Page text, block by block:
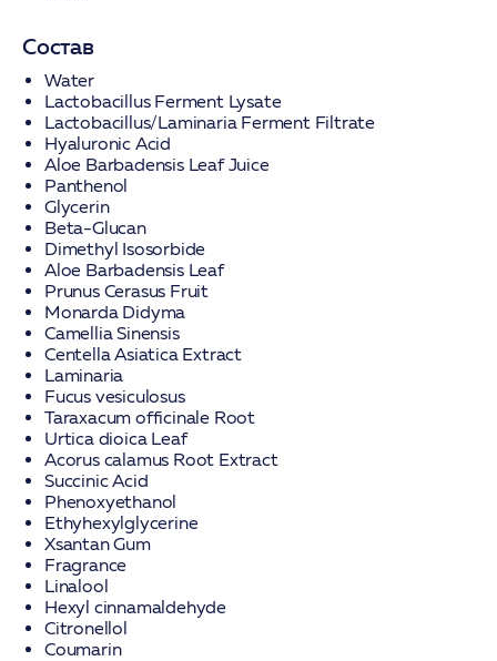
Состав
Water
Lactobacillus Ferment Lysate
Lactobacillus/Laminaria Ferment Filtrate
Hyaluronic Acid
Aloe Barbadensis Leaf Juice
Panthenol
Glycerin
Beta-Glucan
Dimethyl Isosorbide
Aloe Barbadensis Leaf
Prunus Cerasus Fruit
Monarda Didyma
Camellia Sinensis
Centella Asiatica Extract
Laminaria
Fucus vesiculosus
Taraxacum officinale Root
Urtica dioica Leaf
Acorus calamus Root Extract
Succinic Acid
Phenoxyethanol
Ethyhexylglycerine
Xsantan Gum
Fragrance
Linalool
Hexyl cinnamaldehyde
Citronellol
Coumarin